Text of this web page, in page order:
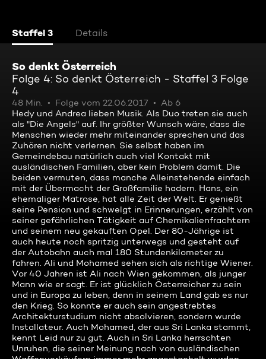
Staffel 3 Details
So denkt Österreich
Folge 4: So denkt Österreich - Staffel 3 Folge
4
48 Min. Folge vom 22.06.2017
Ab 6
Hedy und Andrea lieben Musik. Als Duo treten sie auch
als "Die Angels" auf. Ihr größter Wunsch wäre, dass die
Menschen wieder mehr miteinander sprechen und das
Zuhören nicht verlernen. Sie selbst haben im
Gemeindebau natürlich auch viel Kontakt mit
ausländischen Familien, aber kein Problem damit. Die
beiden vermuten, dass manche Alleinstehende einfach
mit der Übermacht der Großfamilie hadern. Hans, ein
ehemaliger Matrose, hat alle Zeit der Welt. Er genießt
seine Pension und schwelgt in Erinnerungen, erzählt von
seiner gefährlichen Tätigkeit auf Chemikalienfrachtern
und seinem neu gekauften Opel. Der 80-Jährige ist
auch heute noch spritzig unterwegs und gesteht auf
der Autobahn auch mal 180 Stundenkilometer zu
fahren. Ali und Mohamed sehen sich als richtige Wiener.
Vor 40 Jahren ist Ali nach Wien gekommen, als junger
Mann wie er sagt. Er ist glücklich Österreicher zu sein
und in Europa zu leben, denn in seinem Land gab es nur
den Krieg. So konnte er auch sein angestrebtes
Architekturstudium nicht absolvieren, sondern wurde
Installateur. Auch Mohamed, der aus Sri Lanka stammt,
kennt Leid nur zu gut. Auch in Sri Lanka herrschten
Unruhen, die seiner Meinung nach von ausländischen